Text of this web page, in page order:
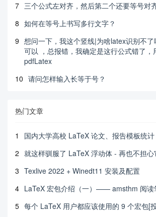
7 三个公式左对齐，然后第二个还要等号对
8 如何在等号上书写多行文字？
9 想问一下，我这个竖线|为啥latex识别不
可以 ，总报错，我确定是这行公式错了，
pdfLatex
10 请问怎样输入长等于号？
热门文章
1
国内大学高校 LaTeX 论文、报告模板统计
2 就这样驯服了 LaTeX 浮动体 - 再也不担心
3 Texlive 2022 + Winedt11 安装及配置
4 LaTeX 宏包介绍（一）—— amsthm 阅读
5 每个 LaTeX 用户都应该使用的 9 个宏包[